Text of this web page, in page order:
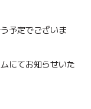
予定でございま
にてお知らせいた